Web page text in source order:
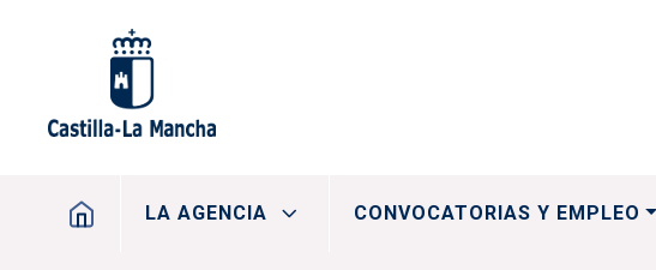
Navegación principal
LA AGENCIA CONVOCATORIAS Y EMPLEO